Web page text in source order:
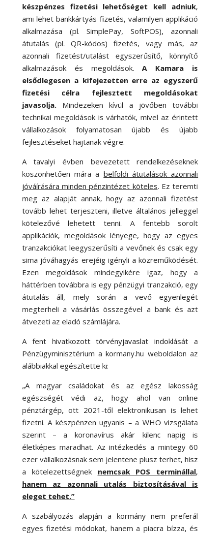
készpénzes fizetési lehetőséget kell adniuk,
ami lehet bankkártyás fizetés, valamilyen applikáció
alkalmazása (pl. SimplePay, SoftPOS), azonnali
átutalás (pl. QR-kódos) fizetés, vagy más, az
azonnali fizetést/utalást egyszerűsítő, könnyítő
alkalmazások és megoldások.A Kamara is
elsődlegesen a kifejezetten erre az egyszerű
fizetési célra fejlesztett megoldásokat
javasolja.Mindezeken kívül a jövőben további
technikai megoldások is várhatók, mivel az érintett
vállalkozások folyamatosan újabb és újabb
fejlesztéseket hajtanak végre.
A tavalyi évben bevezetett rendelkezéseknek
köszönhetően mára a belföldi átutalások azonnali
jóváírására minden pénzintézet köteles. Ez teremti
meg az alapját annak, hogy az azonnali fizetést
tovább lehet terjeszteni, illetve általános jelleggel
kötelezővé lehetett tenni. A fentebb sorolt
applikációk, megoldások lényege, hogy az egyes
tranzakciókat leegyszerűsíti a vevőnek és csak egy
sima jóváhagyás erejéig igényli a közreműködését.
Ezen megoldások mindegyikére igaz, hogy a
háttérben továbbra is egy pénzügyi tranzakció, egy
átutalás áll, mely során a vevő egyenlegét
megterheli a vásárlás összegével a bank és azt
átvezeti az eladó számlájára.
A fent hivatkozott törvényjavaslat indoklását a
Pénzügyminisztérium a kormany.hu weboldalon az
alábbiakkal egészítette ki:
„A magyar családokat és az egész lakosság
egészségét védi az, hogy ahol van online
pénztárgép, ott 2021-től elektronikusan is lehet
fizetni. A készpénzen ugyanis – a WHO vizsgálata
szerint – a koronavírus akár kilenc napig is
életképes maradhat. Az intézkedés a mintegy 60
ezer vállalkozásnak sem jelentene plusz terhet, hisz
a kötelezettségnek nemcsak POS terminállal,
hanem az azonnali utalás biztosításával is
eleget tehet.”
A szabályozás alapján a kormány nem preferál
egyes fizetési módokat, hanem a piacra bízza, és